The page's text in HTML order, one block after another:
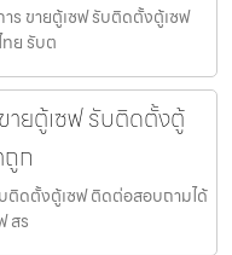
ร ขายตู้เซฟ รับติดตั้งตู้เซฟ
ย รับต
ายตู้เซฟ รับติดตั้งตู้
ก
ติดตั้งตู้เซฟ ติดต่อสอบถามได้
สร